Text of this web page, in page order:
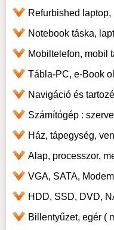
Refurbished laptop,
Notebook táska,
Mobiltelefon, mobil
Tábla-PC, e-Book
Navigáció és
Számítógép :
Ház, tápegység,
Alap, processzor,
VGA, SATA,
HDD, SSD, DVD,
Billentyűzet, egér (